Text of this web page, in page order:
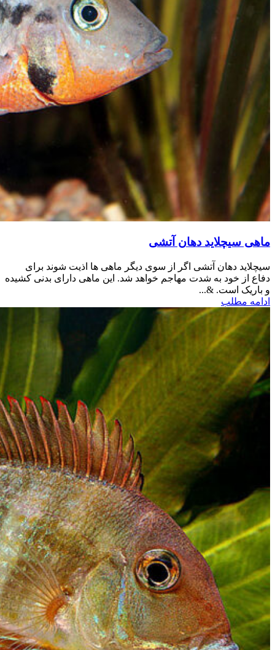
ماهی سیچلاید دهان آتشی
سیچلاید دهان آتشی اگر از سوی دیگر ماهی ها اذیت شوند برای
دفاع از خود به شدت مهاجم خواهد شد. این ماهی دارای بدنی کشیده
و باریک است. &...
ادامه مطلب